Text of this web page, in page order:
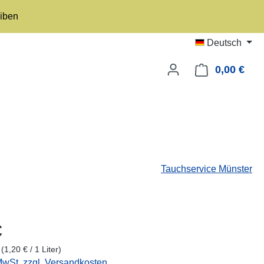
Deutsch
0,00 €
Tauchservice Münster
(1,20 € / 1 Liter)